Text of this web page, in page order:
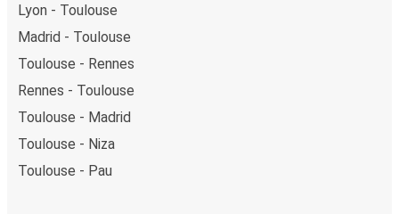
Lyon - Toulouse
Madrid - Toulouse
Toulouse - Rennes
Rennes - Toulouse
Toulouse - Madrid
Toulouse - Niza
Toulouse - Pau